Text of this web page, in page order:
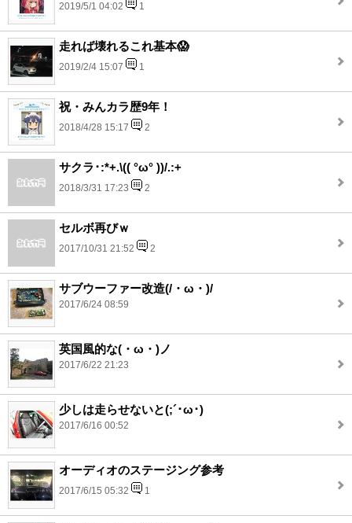
2019/5/1 04:02 1
走れば壊れるこれ基本😱
2019/2/4 15:07 1
祝・みんカラ歴9年！
2018/4/28 15:17 2
サクラ･:*+.\(( °ω° ))/.:+
2018/3/31 17:23 2
セルボ再びｗ
2017/10/31 21:52 2
サブウーファー改造(/・ω・)/
2017/6/24 08:59
英国風的な(・ω・)ノ
2017/6/22 21:23
少しは走らせないと(;´･ω･)
2017/6/16 00:52
オーディオのステージング参考
2017/6/15 05:32 1